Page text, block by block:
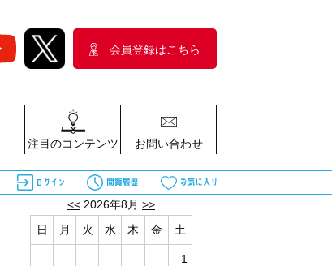
会員登録はこちら
注目のコンテンツ お問い合わせ
<< 2026年8月 >>
日
月 火 水 木 金 土
1